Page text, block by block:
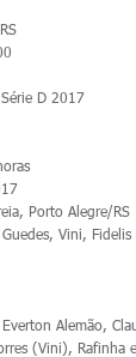
D 2017
Porto Alegre/RS
Vini,
Alemão,
(Vini), Rafinha